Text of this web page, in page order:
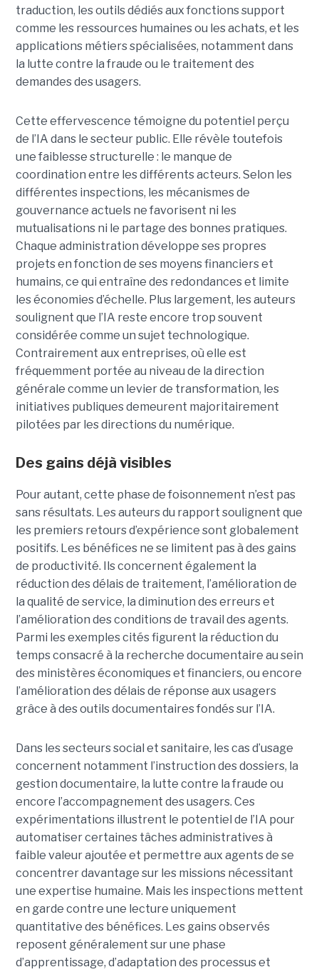
traduction, les outils dédiés aux fonctions support
comme les ressources humaines ou les achats, et les
applications métiers spécialisées, notamment dans
la lutte contre la fraude ou le traitement des
demandes des usagers.
Cette effervescence témoigne du potentiel perçu
de l’IA dans le secteur public. Elle révèle toutefois
une faiblesse structurelle : le manque de
coordination entre les différents acteurs. Selon les
différentes inspections, les mécanismes de
gouvernance actuels ne favorisent ni les
mutualisations ni le partage des bonnes pratiques.
Chaque administration développe ses propres
projets en fonction de ses moyens financiers et
humains, ce qui entraîne des redondances et limite
les économies d’échelle. Plus largement, les auteurs
soulignent que l’IA reste encore trop souvent
considérée comme un sujet technologique.
Contrairement aux entreprises, où elle est
fréquemment portée au niveau de la direction
générale comme un levier de transformation, les
initiatives publiques demeurent majoritairement
pilotées par les directions du numérique.
Des gains déjà visibles
Pour autant, cette phase de foisonnement n’est pas
sans résultats. Les auteurs du rapport soulignent que
les premiers retours d’expérience sont globalement
positifs. Les bénéfices ne se limitent pas à des gains
de productivité. Ils concernent également la
réduction des délais de traitement, l’amélioration de
la qualité de service, la diminution des erreurs et
l’amélioration des conditions de travail des agents.
Parmi les exemples cités figurent la réduction du
temps consacré à la recherche documentaire au sein
des ministères économiques et financiers, ou encore
l’amélioration des délais de réponse aux usagers
grâce à des outils documentaires fondés sur l’IA.
Dans les secteurs social et sanitaire, les cas d’usage
concernent notamment l’instruction des dossiers, la
gestion documentaire, la lutte contre la fraude ou
encore l’accompagnement des usagers. Ces
expérimentations illustrent le potentiel de l’IA pour
automatiser certaines tâches administratives à
faible valeur ajoutée et permettre aux agents de se
concentrer davantage sur les missions nécessitant
une expertise humaine. Mais les inspections mettent
en garde contre une lecture uniquement
quantitative des bénéfices. Les gains observés
reposent généralement sur une phase
d’apprentissage, d’adaptation des processus et